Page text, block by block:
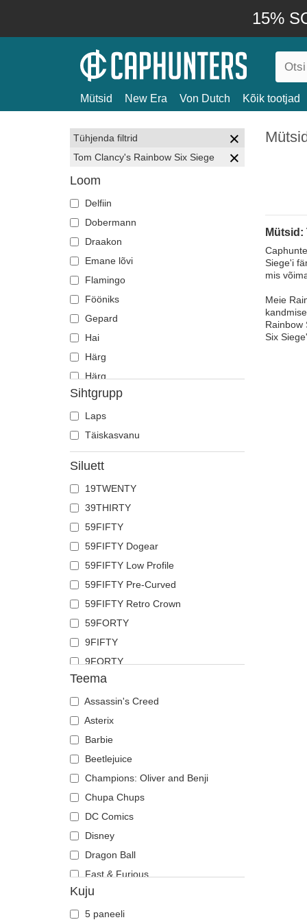
15%
Mütsid New Era Von Dutch Kõik tootjad
Tühjenda filtrid
Tom Clancy's Rainbow Six Siege
Loom
Delfiin
Dobermann
Draakon
Emane lõvi
Flamingo
Fööniks
Gepard
Hai
Härg
Härg
Heeringas
Hiir
Hirv
Hobune
Hüljes
Hunt
Jaaniuss
Jõehobu
Kajakas
Karu
Kass
Kiil
Kits
Koer
Koiott
Kolju
Kotkas
Krabi
Krokodill
Kukk
Labradori retriiver
Lammas
Lehm
Liblikas
Lõvi
Madu
Mesilane
Ninasarvik
Sihtgrupp
Laps
Täiskasvanu
Siluett
19TWENTY
39THIRTY
59FIFTY
59FIFTY Dogear
59FIFTY Low Profile
59FIFTY Pre-Curved
59FIFTY Retro Crown
59FORTY
9FIFTY
9FORTY
9FORTY APEX
9FORTY M-Crown
9SEVENTY
9TWENTY
A Frame
Casual Classic
E Frame
Open Back
Runner
The 90s
The Ball
The Retro
The Snap
Teema
Assassin's Creed
Asterix
Barbie
Beetlejuice
Champions: Oliver and Benji
Chupa Chups
DC Comics
Disney
Dragon Ball
Fast & Furious
Hai
Harry Potter
Kuju
5 paneeli
Mütsid:
Siege'i
mis
Meie
Rainbow
Six